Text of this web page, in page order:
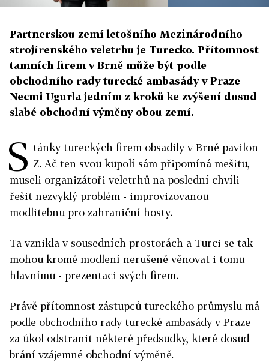
Partnerskou zemí letošního Mezinárodního
strojírenského veletrhu je Turecko. Přítomnost
tamních firem v Brně může být podle
obchodního rady turecké ambasády v Praze
Necmi Ugurla jedním z kroků ke zvýšení dosud
slabé obchodní výměny obou zemí.
S tánky tureckých firem obsadily v Brně pavilon
Z. Ač ten svou kupolí sám připomíná mešitu,
museli organizátoři veletrhů na poslední chvíli
řešit nezvyklý problém - improvizovanou
modlitebnu pro zahraniční hosty.
Ta vznikla v sousedních prostorách a Turci se tak
mohou kromě modlení nerušeně věnovat i tomu
hlavnímu - prezentaci svých firem.
Právě přítomnost zástupců tureckého průmyslu má
podle obchodního rady turecké ambasády v Praze
za úkol odstranit některé předsudky, které dosud
brání vzájemné obchodní výměně.